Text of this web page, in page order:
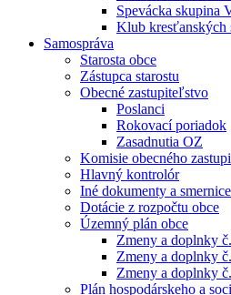
Spevácka skupina
Klub kresťanských
Samospráva
Starosta obce
Zástupca starostu
Obecné zastupiteľstvo
Poslanci
Rokovací poriadok
Zasadnutia OZ
Komisie obecného
Hlavný kontrolór
Iné dokumenty a smernice
Dotácie z rozpočtu obce
Územný plán obce
Zmeny a doplnky
Zmeny a doplnky
Zmeny a doplnky
Plán hospodárskeho a